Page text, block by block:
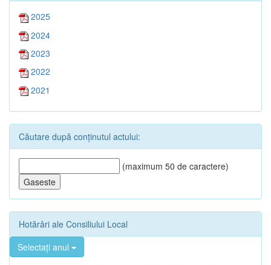
2025
2024
2023
2022
2021
Căutare după conținutul actului:
(maximum 50 de caractere)
Hotărâri ale Consiliului Local
Selectați anul